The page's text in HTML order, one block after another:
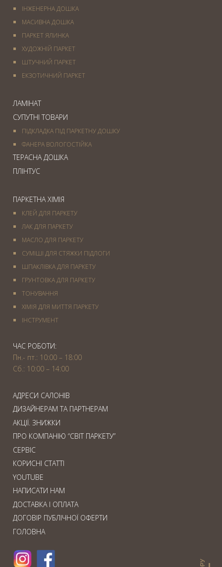
ІНЖЕНЕРНА ДОШКА
МАСИВНА ДОШКА
ПАРКЕТ ЯЛИНКА
ХУДОЖНІЙ ПАРКЕТ
ШТУЧНИЙ ПАРКЕТ
ЕКЗОТИЧНИЙ ПАРКЕТ
ЛАМІНАТ
СУПУТНІ ТОВАРИ
ПІДКЛАДКА ПІД ПАРКЕТНУ ДОШКУ
ФАНЕРА ВОЛОГОСТІЙКА
ТЕРАСНА ДОШКА
ПЛІНТУС
ПАРКЕТНА ХІМІЯ
КЛЕЙ ДЛЯ ПАРКЕТУ
ЛАК ДЛЯ ПАРКЕТУ
МАСЛО ДЛЯ ПАРКЕТУ
СУМІШІ ДЛЯ СТЯЖКИ ПІДЛОГИ
ШПАКЛІВКА ДЛЯ ПАРКЕТУ
ГРУНТОВКА ДЛЯ ПАРКЕТУ
ТОНУВАННЯ
ХІМІЯ ДЛЯ МИТТЯ ПАРКЕТУ
IНСТРУМЕНТ
ЧАС РОБОТИ:
Пн.- пт.: 10:00 – 18:00
Сб.: 10:00 – 14:00
АДРЕСИ САЛОНІВ
ДИЗАЙНЕРАМ ТА ПАРТНЕРАМ
АКЦІЇ. ЗНИЖКИ
ПРО КОМПАНІЮ “СВІТ ПАРКЕТУ”
СЕРВІС
КОРИСНІ СТАТТІ
YOUTUBE
НАПИСАТИ НАМ
ДОСТАВКА І ОПЛАТА
ДОГОВІР ПУБЛІЧНОЇ ОФЕРТИ
ГОЛОВНА